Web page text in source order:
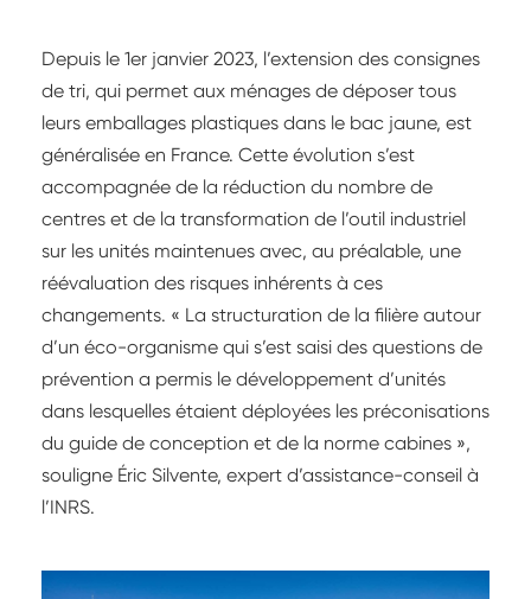
Depuis le 1er janvier 2023, l’extension des consignes
de tri, qui permet aux ménages de déposer tous
leurs emballages plastiques dans le bac jaune, est
généralisée en France. Cette évolution s’est
accompagnée de la réduction du nombre de
centres et de la transformation de l’outil industriel
sur les unités maintenues avec, au préalable, une
réévaluation des risques inhérents à ces
changements. « La structuration de la filière autour
d’un éco-organisme qui s’est saisi des questions de
prévention a permis le développement d’unités
dans lesquelles étaient déployées les préconisations
du guide de conception et de la norme cabines »,
souligne Éric Silvente, expert d’assistance-conseil à
l’INRS.